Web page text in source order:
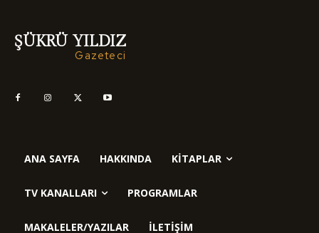
ŞÜKRÜ YILDIZ
Gazeteci
ANA SAYFA HAKKINDA KITAPLAR
TV KANALLARI PROGRAMLAR
MAKALELER/YAZILAR İLETIŞIM